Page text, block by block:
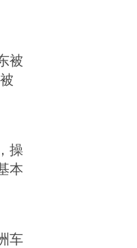
被
操
本
车